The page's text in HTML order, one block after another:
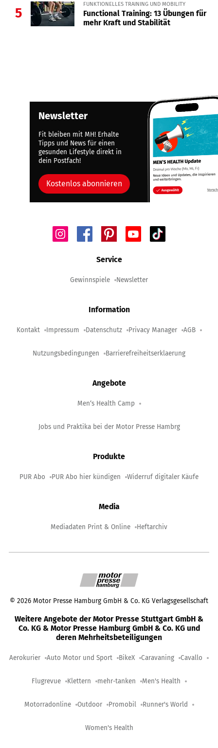
5
FUNKTIONELLES TRAINING UND MOBILITY
Functional Training: 13 Übungen für
mehr Kraft und Stabilität
Newsletter
Fit bleiben mit MH! Erhalte
Tipps und News für einen
gesunden Lifestyle direkt in
dein Postfach!
Kostenlos abonnieren
Service
Gewinnspiele Newsletter
Information
Kontakt Impressum Datenschutz Privacy Manager AGB
Nutzungsbedingungen Barrierefreiheitserklaerung
Angebote
Men‘s Health Camp
Jobs und Praktika bei der Motor Presse Hambrg
Produkte
PUR Abo PUR Abo hier kündigen Widerruf digitaler Käufe
Media
Mediadaten Print & Online Heftarchiv
© 2026 Motor Presse Hamburg GmbH & Co. KG Verlagsgesellschaft
Weitere Angebote der Motor Presse Stuttgart GmbH &
Co. KG & Motor Presse Hamburg GmbH & Co. KG und
deren Mehrheitsbeteiligungen
Aerokurier Auto Motor und Sport BikeX Caravaning Cavallo
Flugrevue Klettern mehr-tanken Men's Health
Motorradonline Outdoor Promobil Runner's World
Women's Health